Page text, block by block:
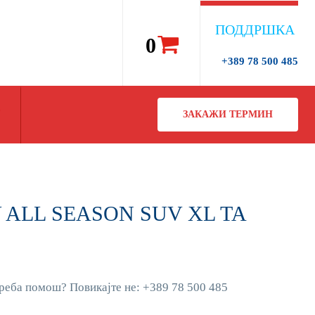
0
ПОДДРШКА
+389 78 500 485
ЗАКАЖИ ТЕРМИН
ALL SEASON SUV XL TA
помош? Повикајте не: +389 78 500 485